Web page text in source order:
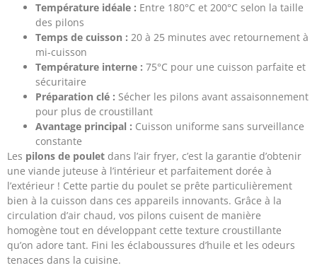
Température idéale : Entre 180°C et 200°C selon la taille
des pilons
Temps de cuisson : 20 à 25 minutes avec retournement à
mi-cuisson
Température interne : 75°C pour une cuisson parfaite et
sécuritaire
Préparation clé : Sécher les pilons avant assaisonnement
pour plus de croustillant
Avantage principal : Cuisson uniforme sans surveillance
constante
Les pilons de poulet dans l’air fryer, c’est la garantie d’obtenir
une viande juteuse à l’intérieur et parfaitement dorée à
l’extérieur ! Cette partie du poulet se prête particulièrement
bien à la cuisson dans ces appareils innovants. Grâce à la
circulation d’air chaud, vos pilons cuisent de manière
homogène tout en développant cette texture croustillante
qu’on adore tant. Fini les éclaboussures d’huile et les odeurs
tenaces dans la cuisine.